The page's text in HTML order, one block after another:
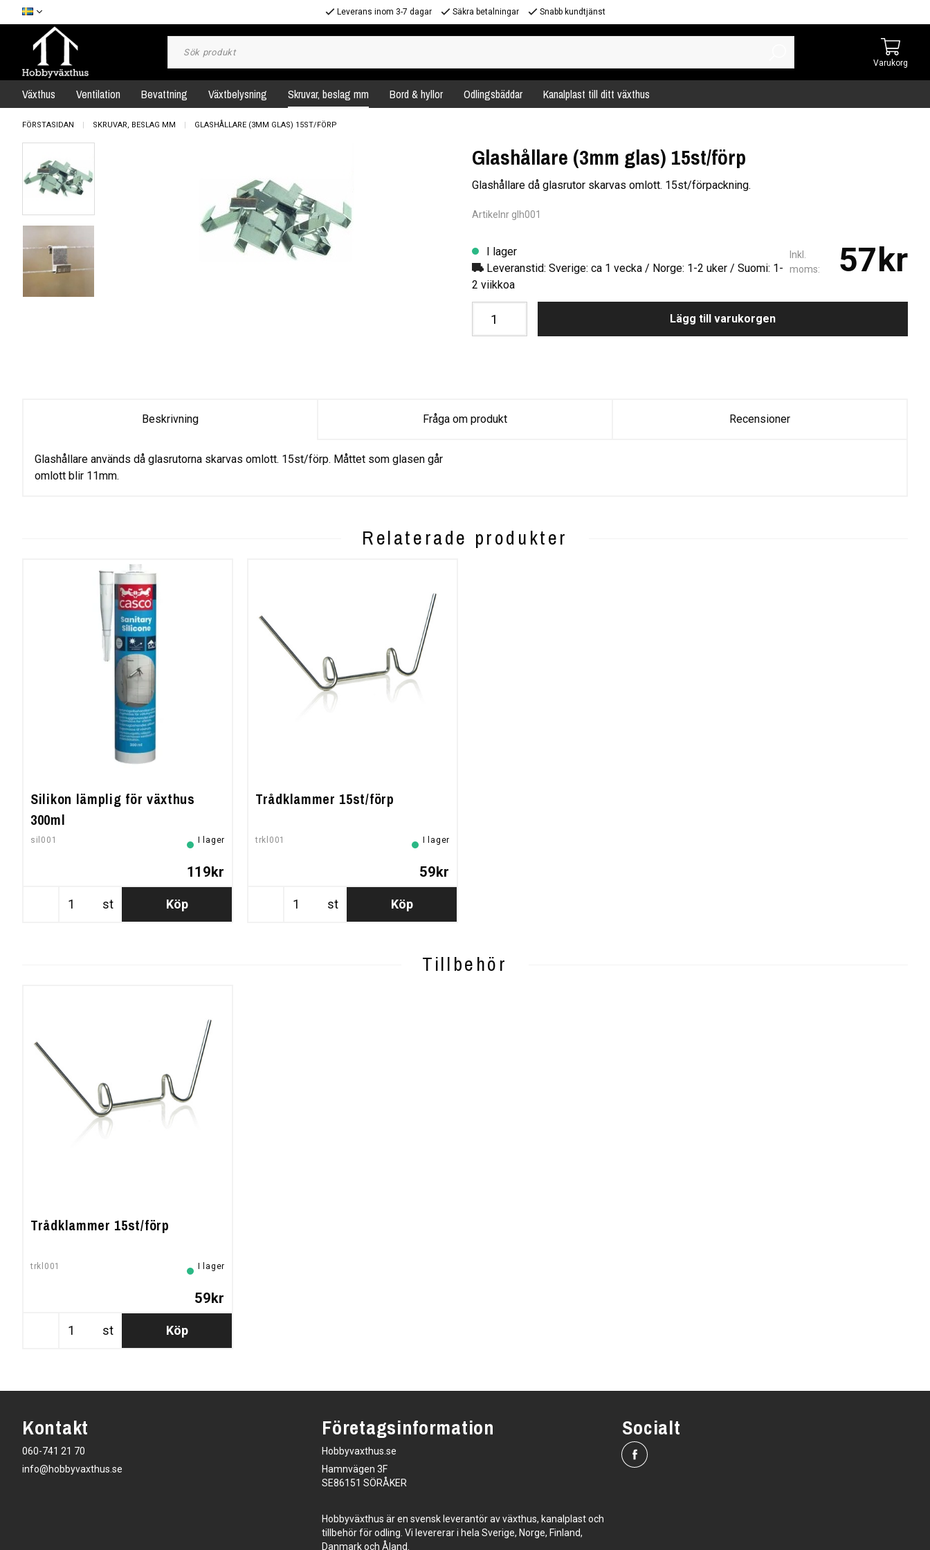
Leverans inom 3-7 dagar Säkra betalningar Snabb kundtjänst
Varukorg
Växthus Ventilation Bevattning Växtbelysning Skruvar, beslag mm Bord & hyllor Odlingsbäddar Kanalplast till ditt växthus
FÖRSTASIDAN SKRUVAR, BESLAG MM GLASHÅLLARE (3MM GLAS) 15ST/FÖRP
Glashållare (3mm glas) 15st/förp
Glashållare då glasrutor skarvas omlott. 15st/förpackning.
Artikelnr glh001
I lager
Leveranstid: Sverige: ca 1 vecka / Norge: 1-2 uker / Suomi: 1-
2 viikkoa
Inkl.
moms:
57kr
Lägg till varukorgen
Beskrivning Fråga om produkt Recensioner
Glashållare används då glasrutorna skarvas omlott. 15st/förp. Måttet som glasen går
omlott blir 11mm.
Relaterade produkter
Silikon lämplig för växthus
300ml
sil001 I lager
119kr
st Köp
Trådklammer 15st/förp
trkl001 I lager
59kr
st Köp
Tillbehör
Trådklammer 15st/förp
trkl001 I lager
59kr
st Köp
Kontakt
060-741 21 70
info@hobbyvaxthus.se
Företagsinformation
Hobbyvaxthus.se
Hamnvägen 3F
SE86151 SÖRÅKER
Hobbyväxthus är en svensk leverantör av växthus, kanalplast och
tillbehör för odling. Vi levererar i hela Sverige, Norge, Finland,
Danmark och Åland.
Socialt